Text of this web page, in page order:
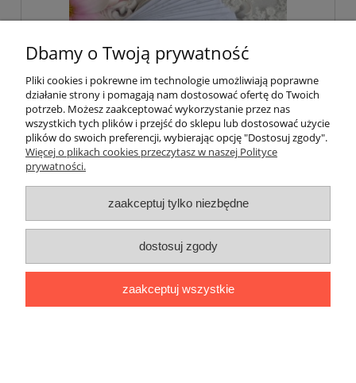
Koperta na pieniądze 03
4,50 zł
Dbamy o Twoją prywatność
Pliki cookies i pokrewne im technologie umożliwiają poprawne
działanie strony i pomagają nam dostosować ofertę do Twoich
potrzeb. Możesz zaakceptować wykorzystanie przez nas
wszystkich tych plików i przejść do sklepu lub dostosować użycie
plików do swoich preferencji, wybierając opcję "Dostosuj zgody".
Więcej o plikach cookies przeczytasz w naszej Polityce
prywatności.
zaakceptuj tylko niezbędne
dostosuj zgody
zaakceptuj wszystkie